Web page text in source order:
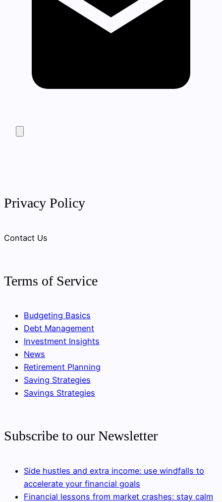
Privacy Policy
Contact Us
Terms of Service
Budgeting Basics
Debt Management
Investment Insights
News
Retirement Planning
Saving Strategies
Savings Strategies
Subscribe to our Newsletter
Side hustles and extra income: use windfalls to
accelerate your financial goals
Financial lessons from market crashes: stay calm